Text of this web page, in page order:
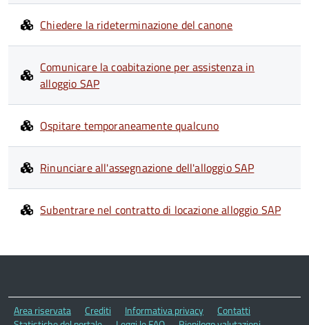
Chiedere la rideterminazione del canone
Comunicare la coabitazione per assistenza in
alloggio SAP
Ospitare temporaneamente qualcuno
Rinunciare all'assegnazione dell'alloggio SAP
Subentrare nel contratto di locazione alloggio SAP
Area riservata Crediti Informativa privacy
Contatti